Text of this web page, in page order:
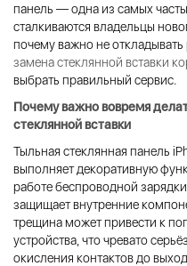
панель — одна из самых
сталкиваются владельцы
почему важно не
замена стеклянной вставки
выбрать правильный сервис.
Почему важно вовремя
стеклянной вставки
Тыльная стеклянная панель
выполняет декоративную
работе беспроводной
защищает внутренние
трещина может привести к
устройства, что чревато
окисления контактов до